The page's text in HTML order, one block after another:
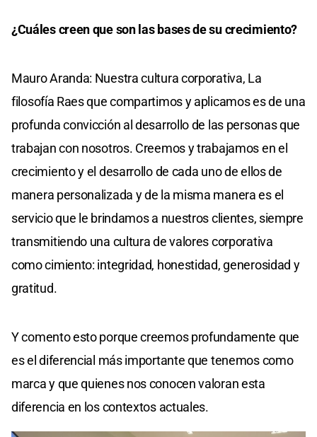
¿Cuáles creen que son las bases de su crecimiento?
Mauro Aranda: Nuestra cultura corporativa, La
filosofía Raes que compartimos y aplicamos es de una
profunda convicción al desarrollo de las personas que
trabajan con nosotros. Creemos y trabajamos en el
crecimiento y el desarrollo de cada uno de ellos de
manera personalizada y de la misma manera es el
servicio que le brindamos a nuestros clientes, siempre
transmitiendo una cultura de valores corporativa
como cimiento: integridad, honestidad, generosidad y
gratitud.
Y comento esto porque creemos profundamente que
es el diferencial más importante que tenemos como
marca y que quienes nos conocen valoran esta
diferencia en los contextos actuales.